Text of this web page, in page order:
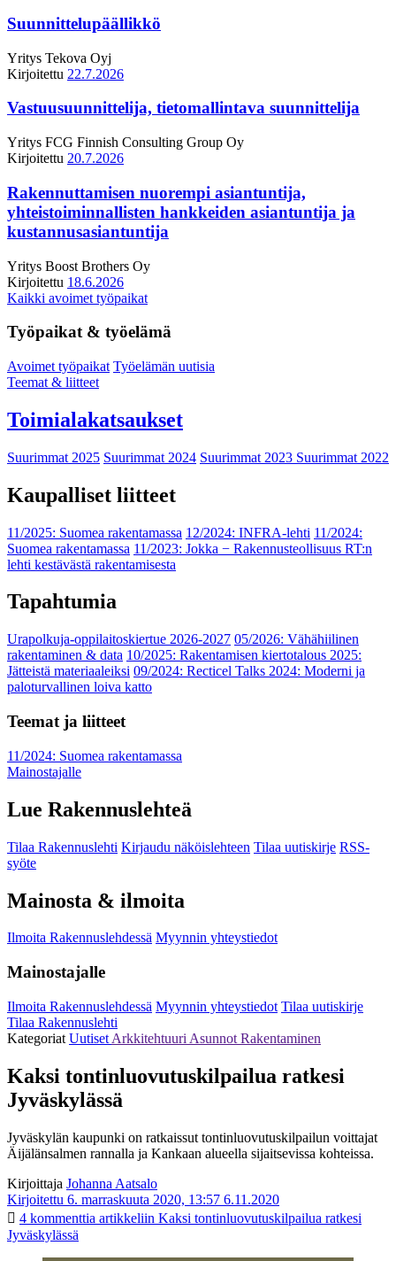
Suunnittelupäällikkö
Yritys Tekova Oyj
Kirjoitettu 22.7.2026
Vastuusuunnittelija, tietomallintava suunnittelija
Yritys FCG Finnish Consulting Group Oy
Kirjoitettu 20.7.2026
Rakennuttamisen nuorempi asiantuntija,
yhteistoiminnallisten hankkeiden asiantuntija ja
kustannusasiantuntija
Yritys Boost Brothers Oy
Kirjoitettu 18.6.2026
Kaikki avoimet työpaikat
Työpaikat & työelämä
Avoimet työpaikat Työelämän uutisia
Teemat & liitteet
Toimialakatsaukset
Suurimmat 2025 Suurimmat 2024 Suurimmat 2023 Suurimmat 2022
Kaupalliset liitteet
11/2025: Suomea rakentamassa 12/2024: INFRA-lehti 11/2024:
Suomea rakentamassa 11/2023: Jokka − Rakennusteollisuus RT:n
lehti kestävästä rakentamisesta
Tapahtumia
Urapolkuja-oppilaitoskiertue 2026-2027 05/2026: Vähähiilinen
rakentaminen & data 10/2025: Rakentamisen kiertotalous 2025:
Jätteistä materiaaleiksi 09/2024: Recticel Talks 2024: Moderni ja
paloturvallinen loiva katto
Teemat ja liitteet
11/2024: Suomea rakentamassa
Mainostajalle
Lue Rakennuslehteä
Tilaa Rakennuslehti Kirjaudu näköislehteen Tilaa uutiskirje RSS-
syöte
Mainosta & ilmoita
Ilmoita Rakennuslehdessä Myynnin yhteystiedot
Mainostajalle
Ilmoita Rakennuslehdessä Myynnin yhteystiedot Tilaa uutiskirje
Tilaa Rakennuslehti
Kategoriat Uutiset Arkkitehtuuri Asunnot Rakentaminen
Kaksi tontinluovutuskilpailua ratkesi
Jyväskylässä
Jyväskylän kaupunki on ratkaissut tontinluovutuskilpailun voittajat
Äijälänsalmen rannalla ja Kankaan alueella sijaitsevissa kohteissa.
Kirjoittaja Johanna Aatsalo
Kirjoitettu 6. marraskuuta 2020, 13:57 6.11.2020
4 kommenttia artikkeliin Kaksi tontinluovutuskilpailua ratkesi
Jyväskylässä